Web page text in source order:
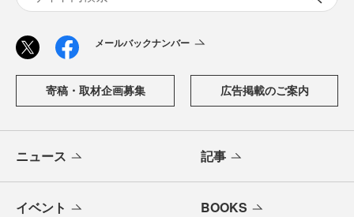
メールバックナンバー
寄稿・取材企画募集 広告掲載のご案内
ニュース 記事
イベント BOOKS